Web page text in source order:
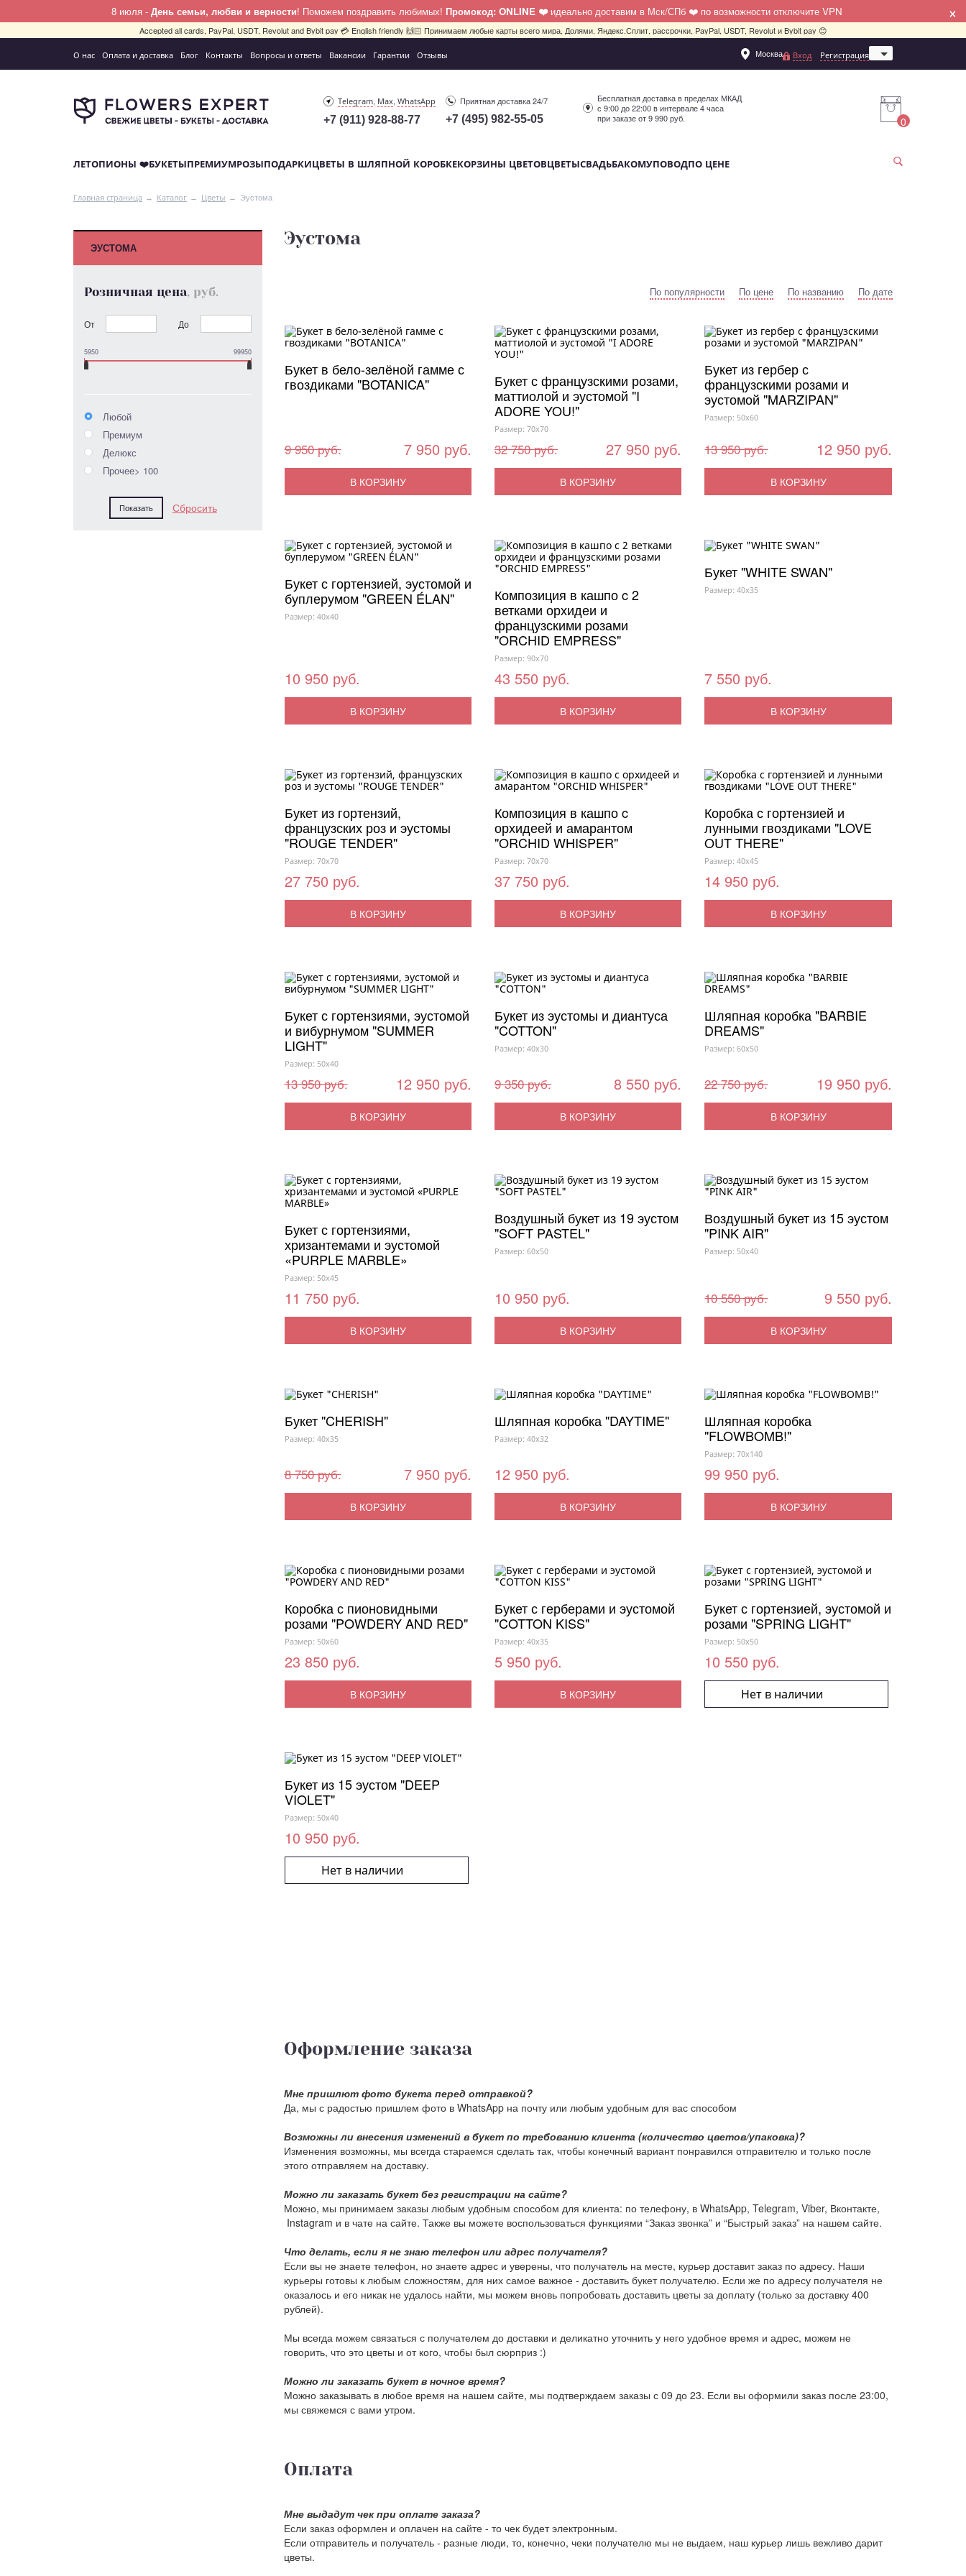
8 июля - День семьи, любви и верности! Поможем поздравить любимых! Промокод: ONLINE ❤️ идеально доставим в Мск/СПб ❤️ по возможности отключите VPN ×
Accepted all cards, PayPal, USDT, Revolut and Bybit pay 💳 English friendly 🙌🏻 Принимаем любые карты всего мира, Долями, Яндекс.Сплит, рассрочки, PayPal, USDT, Revolut и Bybit pay 😊
О нас Оплата и доставка Блог Контакты Вопросы и ответы Вакансии Гарантии Отзывы Москва
Санкт-Петербург
Вход Регистрация
Telegram, Max,WhatsApp
+7 (911) 928-88-77
Приятная доставка 24/7
+7 (495) 982-55-05
Бесплатная доставка в пределах МКАД
с 9:00 до 22:00 в интервале 4 часа
при заказе от 9 990 руб.
0
ЛЕТОПИОНЫ ❤️БУКЕТЫПРЕМИУМРОЗЫПОДАРКИЦВЕТЫ В ШЛЯПНОЙ КОРОБКЕКОРЗИНЫ ЦВЕТОВЦВЕТЫСВАДЬБАКОМУПОВОДПО ЦЕНЕ
Главная страница Каталог Цветы Эустома
ЭУСТОМА
Розничная цена, руб.
От До
5950 99950
Любой
Премиум
Делюкс
Прочее> 100
Эустома
По популярности По цене По названию По дате
Букет в бело-зелёной гамме с
гвоздиками "BOTANICA"
9 950 руб. 7 950 руб.
В КОРЗИНУ
Букет с французскими розами,
маттиолой и эустомой "I
ADORE YOU!"
Размер: 70x70
32 750 руб. 27 950 руб.
В КОРЗИНУ
Букет из гербер с
французскими розами и
эустомой "MARZIPAN"
Размер: 50x60
13 950 руб. 12 950 руб.
В КОРЗИНУ
Букет с гортензией, эустомой и
буплерумом "GREEN ÉLAN"
Размер: 40x40
10 950 руб.
В КОРЗИНУ
Композиция в кашпо c 2
ветками орхидеи и
французскими розами
"ORCHID EMPRESS"
Размер: 90x70
43 550 руб.
В КОРЗИНУ
Букет "WHITE SWAN"
Размер: 40x35
7 550 руб.
В КОРЗИНУ
Букет из гортензий,
французских роз и эустомы
"ROUGE TENDER"
Размер: 70x70
27 750 руб.
В КОРЗИНУ
Композиция в кашпо c
орхидеей и амарантом
"ORCHID WHISPER"
Размер: 70x70
37 750 руб.
В КОРЗИНУ
Коробка с гортензией и
лунными гвоздиками "LOVE
OUT THERE"
Размер: 40x45
14 950 руб.
В КОРЗИНУ
Букет с гортензиями, эустомой
и вибурнумом "SUMMER
LIGHT"
Размер: 50x40
13 950 руб. 12 950 руб.
В КОРЗИНУ
Букет из эустомы и диантуса
"COTTON"
Размер: 40x30
9 350 руб. 8 550 руб.
В КОРЗИНУ
Шляпная коробка "BARBIE
DREAMS"
Размер: 60x50
22 750 руб. 19 950 руб.
В КОРЗИНУ
Букет с гортензиями,
хризантемами и эустомой
«PURPLE MARBLE»
Размер: 50x45
11 750 руб.
В КОРЗИНУ
Воздушный букет из 19 эустом
"SOFT PASTEL"
Размер: 60x50
10 950 руб.
В КОРЗИНУ
Воздушный букет из 15 эустом
"PINK AIR"
Размер: 50x40
10 550 руб. 9 550 руб.
В КОРЗИНУ
Букет "CHERISH"
Размер: 40x35
8 750 руб. 7 950 руб.
В КОРЗИНУ
Шляпная коробка "DAYTIME"
Размер: 40x32
12 950 руб.
В КОРЗИНУ
Шляпная коробка
"FLOWBOMB!"
Размер: 70x140
99 950 руб.
В КОРЗИНУ
Коробка с пионовидными
розами "POWDERY AND RED"
Размер: 50x60
23 850 руб.
В КОРЗИНУ
Букет с герберами и эустомой
"COTTON KISS"
Размер: 40x35
5 950 руб.
В КОРЗИНУ
Букет с гортензией, эустомой и
розами "SPRING LIGHT"
Размер: 50x50
10 550 руб.
Нет в наличии
Букет из 15 эустом "DEEP
VIOLET"
Размер: 50x40
10 950 руб.
Нет в наличии
Оформление заказа
Мне пришлют фото букета перед отправкой?
Да, мы с радостью пришлем фото в WhatsApp на почту или любым удобным для вас способом
Возможны ли внесения изменений в букет по требованию клиента (количество цветов/упаковка)?
Изменения возможны, мы всегда стараемся сделать так, чтобы конечный вариант понравился отправителю и только после
этого отправляем на доставку.
Можно ли заказать букет без регистрации на сайте?
Можно, мы принимаем заказы любым удобным способом для клиента: по телефону, в WhatsApp, Telegram, Viber, Вконтакте,
Instagram и в чате на сайте. Также вы можете воспользоваться функциями “Заказ звонка” и “Быстрый заказ” на нашем сайте.
Что делать, если я не знаю телефон или адрес получателя?
Если вы не знаете телефон, но знаете адрес и уверены, что получатель на месте, курьер доставит заказ по адресу. Наши
курьеры готовы к любым сложностям, для них самое важное - доставить букет получателю. Если же по адресу получателя не
оказалось и его никак не удалось найти, мы можем вновь попробовать доставить цветы за доплату (только за доставку 400
рублей).
Мы всегда можем связаться с получателем до доставки и деликатно уточнить у него удобное время и адрес, можем не
говорить, что это цветы и от кого, чтобы был сюрприз :)
Можно ли заказать букет в ночное время?
Можно заказывать в любое время на нашем сайте, мы подтверждаем заказы с 09 до 23. Если вы оформили заказ после 23:00,
мы свяжемся с вами утром.
Оплата
Мне выдадут чек при оплате заказа?
Если заказ оформлен и оплачен на сайте - то чек будет электронным.
Если отправитель и получатель - разные люди, то, конечно, чеки получателю мы не выдаем, наш курьер лишь вежливо дарит
цветы.